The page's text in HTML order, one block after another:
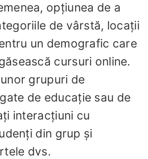
opțiunea de a
de vârstă, locații
un demografic care
cursuri online.
grupuri de
de educație sau de
interacțiuni cu
din grup și
dvs.